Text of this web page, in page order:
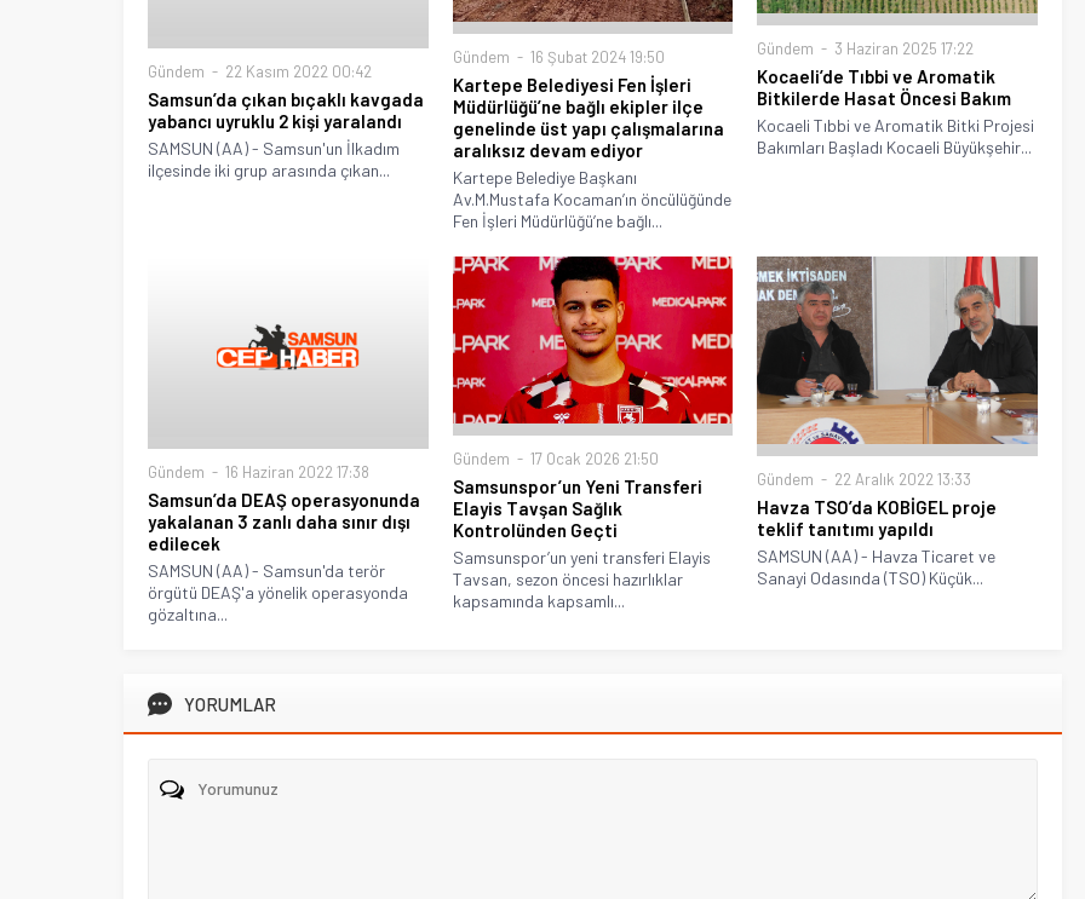
Gündem 22 Kasım 2022 00:42
Samsun’da çıkan bıçaklı kavgada
yabancı uyruklu 2 kişi yaralandı
SAMSUN (AA) - Samsun'un İlkadım
ilçesinde iki grup arasında çıkan...
Gündem 16 Şubat 2024 19:50
Kartepe Belediyesi Fen İşleri
Müdürlüğü’ne bağlı ekipler ilçe
genelinde üst yapı çalışmalarına
aralıksız devam ediyor
Kartepe Belediye Başkanı
Av.M.Mustafa Kocaman’ın öncülüğünde
Fen İşleri Müdürlüğü’ne bağlı...
Gündem 3 Haziran 2025 17:22
Kocaeli’de Tıbbi ve Aromatik
Bitkilerde Hasat Öncesi Bakım
Kocaeli Tıbbi ve Aromatik Bitki Projesi
Bakımları Başladı Kocaeli Büyükşehir...
Gündem 16 Haziran 2022 17:38
Samsun’da DEAŞ operasyonunda
yakalanan 3 zanlı daha sınır dışı
edilecek
SAMSUN (AA) - Samsun'da terör
örgütü DEAŞ'a yönelik operasyonda
gözaltına...
Gündem 17 Ocak 2026 21:50
Samsunspor’un Yeni Transferi
Elayis Tavşan Sağlık
Kontrolünden Geçti
Samsunspor’un yeni transferi Elayis
Tavsan, sezon öncesi hazırlıklar
kapsamında kapsamlı...
Gündem 22 Aralık 2022 13:33
Havza TSO’da KOBİGEL proje
teklif tanıtımı yapıldı
SAMSUN (AA) - Havza Ticaret ve
Sanayi Odasında (TSO) Küçük...
YORUMLAR